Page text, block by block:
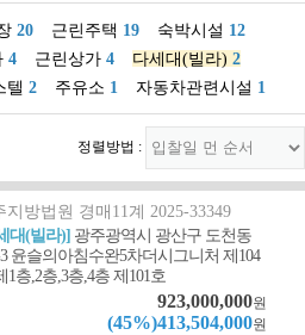
20 근린주택 19 숙박시설 12
4 근린상가 4 다세대(빌라) 2
텔 2 주유소 1 자동차관련시설 1
정렬방법 :
지방법원 경매11계 2025-33349
대(빌라)] 광주광역시 광산구 도천동
3 윤슬의아침수완5차더시그니처 제104
1층,2층,3층,4층 제101호
923,000,000원
(45%)413,504,000원